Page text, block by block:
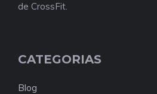
de CrossFit.
CATEGORIAS
Blog